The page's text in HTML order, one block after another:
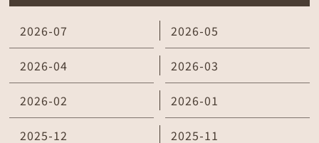
2026-07 2026-05
2026-04 2026-03
2026-02 2026-01
2025-12 2025-11